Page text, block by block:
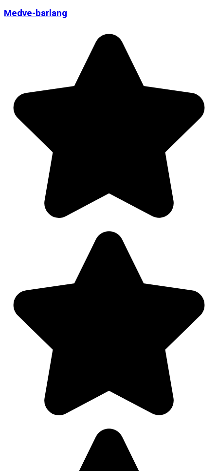
Medve-barlang